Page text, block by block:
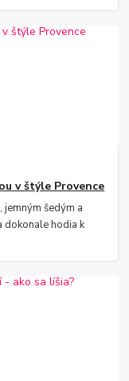
v štýle Provence
šedým a
dokonale hodia k